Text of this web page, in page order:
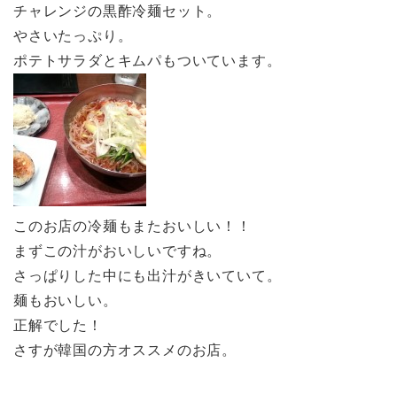
チャレンジの黒酢冷麺セット。
やさいたっぷり。
ポテトサラダとキムパもついています。
このお店の冷麺もまたおいしい！！
まずこの汁がおいしいですね。
さっぱりした中にも出汁がきいていて。
麺もおいしい。
正解でした！
さすが韓国の方オススメのお店。